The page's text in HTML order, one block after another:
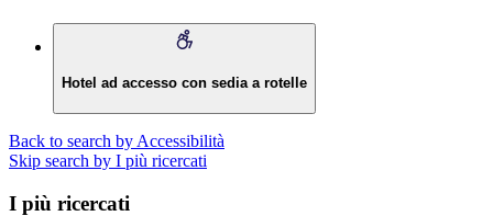
Hotel ad accesso con sedia a rotelle
Back to search by Accessibilità
Skip search by I più ricercati
I più ricercati